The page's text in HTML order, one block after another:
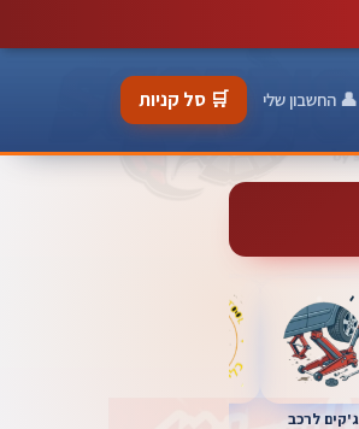
👤 החשבון שלי 🛒 סל קניות
ג'קים לרכב